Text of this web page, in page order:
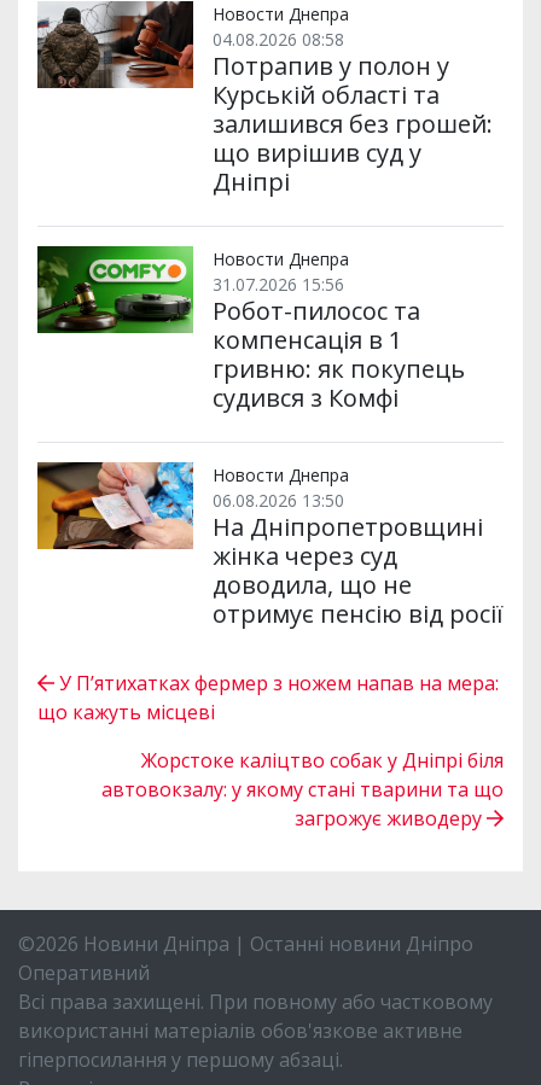
Новости Днепра
04.08.2026 08:58
Потрапив у полон у
Курській області та
залишився без грошей:
що вирішив суд у
Дніпрі
Новости Днепра
31.07.2026 15:56
Робот-пилосос та
компенсація в 1
гривню: як покупець
судився з Комфі
Новости Днепра
06.08.2026 13:50
На Дніпропетровщині
жінка через суд
доводила, що не
отримує пенсію від росії
У П’ятихатках фермер з ножем напав на мера:
що кажуть місцеві
Жорстоке каліцтво собак у Дніпрі біля
автовокзалу: у якому стані тварини та що
загрожує живодеру
©2026 Новини Дніпра | Останні новини Дніпро
Оперативний
Всі права захищені. При повному або частковому
використанні матеріалів обов'язкове активне
гіперпосилання у першому абзаці.